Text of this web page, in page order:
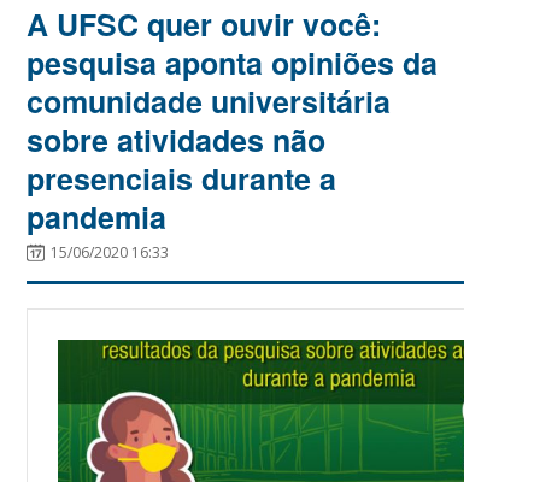
A UFSC quer ouvir você:
pesquisa aponta opiniões da
comunidade universitária
sobre atividades não
presenciais durante a
pandemia
15/06/2020 16:33